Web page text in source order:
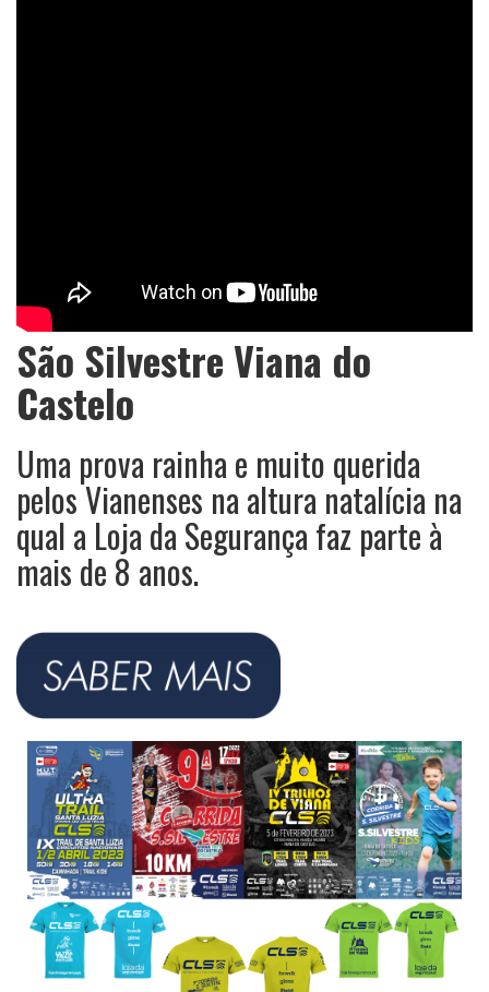
São Silvestre Viana do
Castelo
Uma prova rainha e muito querida
pelos Vianenses na altura natalícia na
qual a Loja da Segurança faz parte à
mais de 8 anos.